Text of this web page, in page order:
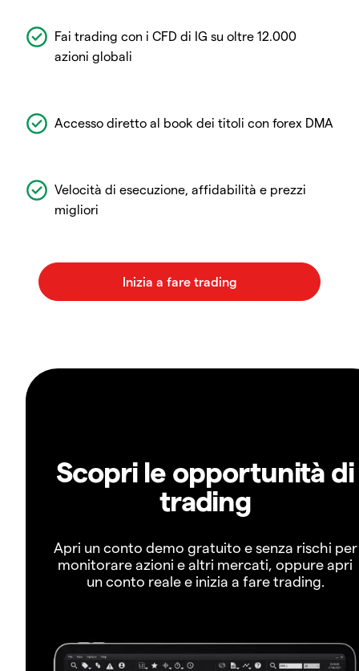
Fai trading con i CFD di IG su oltre 12.000
azioni globali
Accesso diretto al book dei titoli con forex DMA
Velocità di esecuzione, affidabilità e prezzi
migliori
Scopri le opportunità di
trading
Apri un conto demo gratuito e senza rischi per
monitorare azioni e altri mercati, oppure apri
un conto reale e inizia a fare trading.